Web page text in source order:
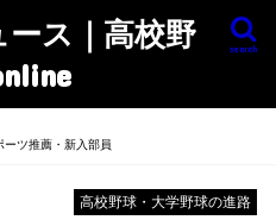
ス｜高校野
search
ーツ推薦・新入部員
高校野球・大学野球の進路